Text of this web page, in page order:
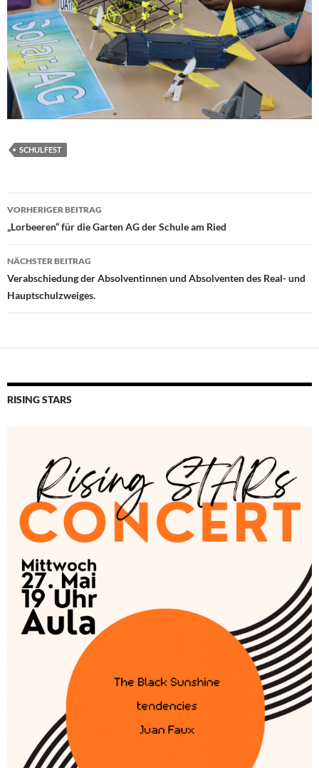
SCHULFEST
Beitragsnavigation
VORHERIGER BEITRAG
„Lorbeeren“ für die Garten AG der Schule am Ried
NÄCHSTER BEITRAG
Verabschiedung der Absolventinnen und Absolventen des Real- und
Hauptschulzweiges.
RISING STARS